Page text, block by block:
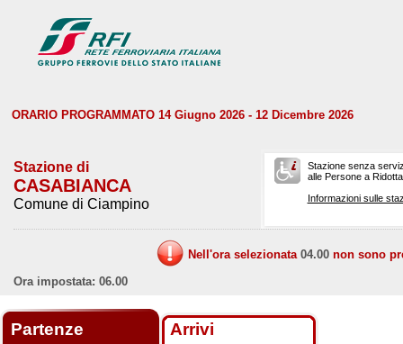
ORARIO PROGRAMMATO 14 Giugno 2026 - 12 Dicembre 2026
Stazione di
CASABIANCA
Comune di Ciampino
Stazione senza
alle Persone a
Informazioni sulle
Nell'ora selezionata 04.00 non sono
Ora impostata: 06.00
Partenze Arrivi